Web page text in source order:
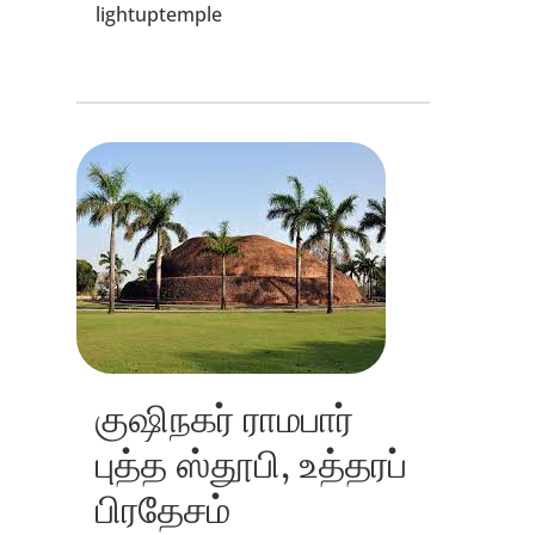
lightuptemple
குஷிநகர் ராமபார்
புத்த ஸ்தூபி, உத்தரப்
பிரதேசம்